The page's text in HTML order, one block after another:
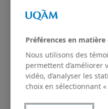
Préférences en
Nous utilisons des
permettent d’améliorer
vidéo, d’analyser les
choix en sélectionnant «